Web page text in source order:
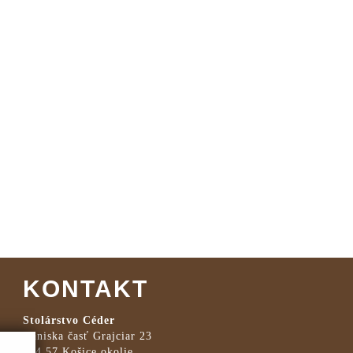
KONTAKT
Stolárstvo Céder
Haniska časť Grajciar 23